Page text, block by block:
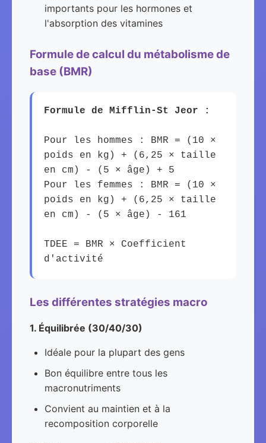
importants pour les hormones et
l'absorption des vitamines
Formule de calcul du métabolisme de
base (BMR)
Formule de Mifflin-St Jeor :
Pour les hommes : BMR = (10 ×
poids en kg) + (6,25 × taille
en cm) - (5 × âge) + 5
Pour les femmes : BMR = (10 ×
poids en kg) + (6,25 × taille
en cm) - (5 × âge) - 161
TDEE = BMR × Coefficient
d'activité
Les différentes stratégies macro
1. Équilibrée (30/40/30)
Idéale pour la plupart des gens
Bon équilibre entre tous les
macronutriments
Convient au maintien et à la
recomposition corporelle